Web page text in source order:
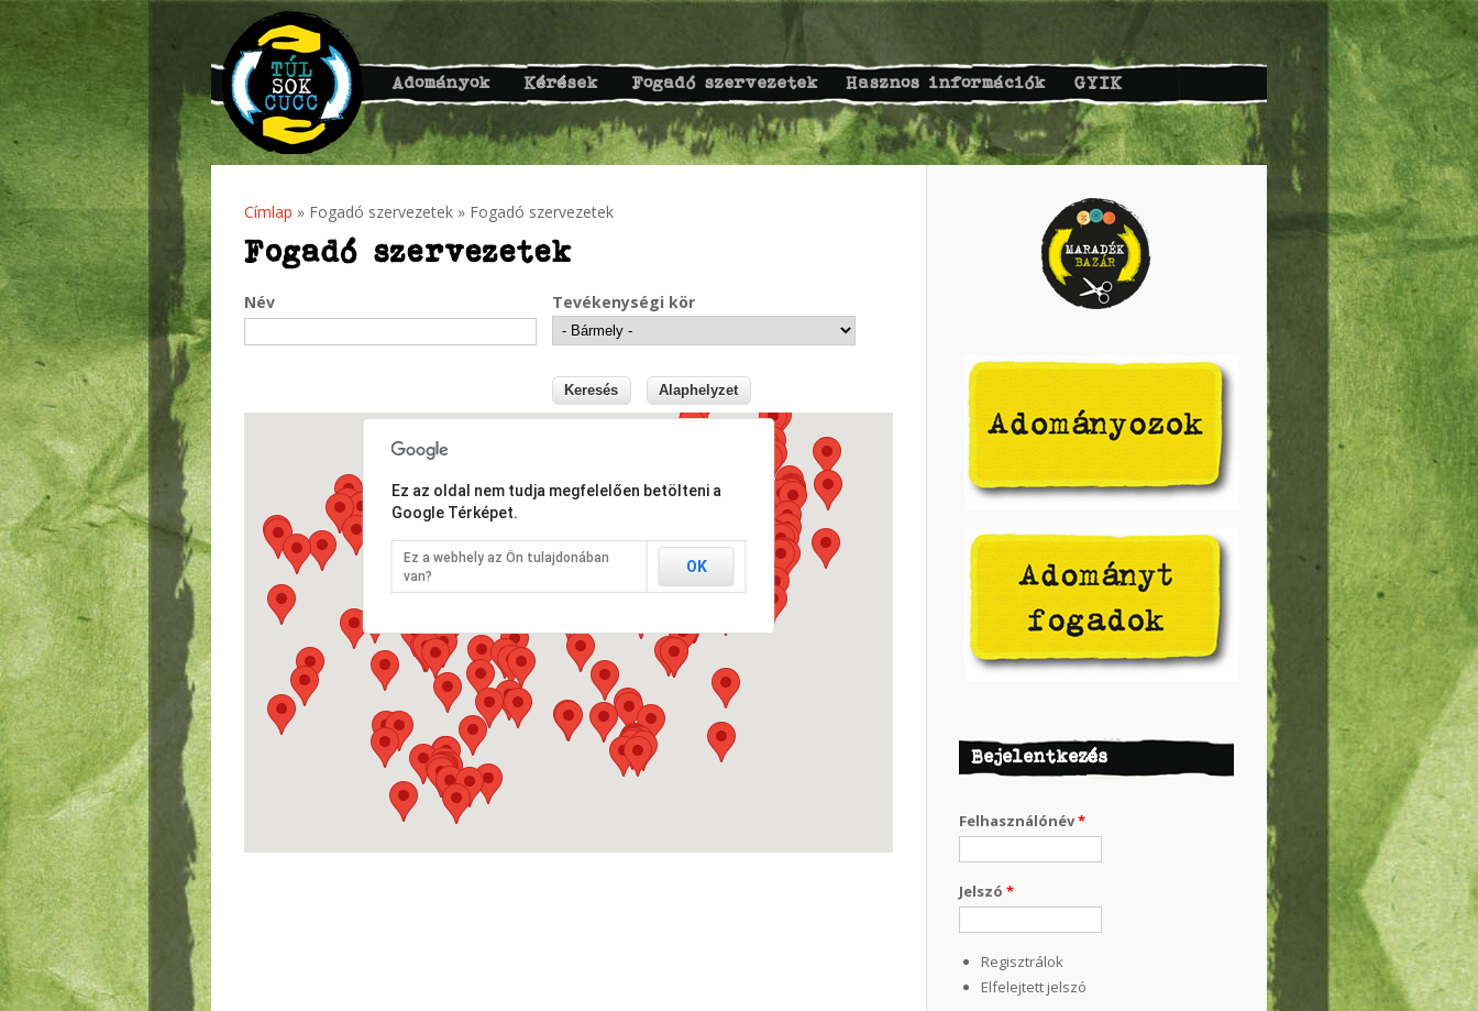
Adományok Kérések Fogadó szervezetek Hasznos információk GYIK
Jelenlegi hely
Címlap » Fogadó szervezetek » Fogadó szervezetek
Fogadó szervezetek
Név Tevékenységi kör
Ez az oldal nem tudja megfelelően betölteni a
Google Térképet.
Ez a webhely az Ön tulajdonában
van?
OK
Bejelentkezés
Felhasználónév*
Jelszó *
Regisztrálok
Elfelejtett jelszó